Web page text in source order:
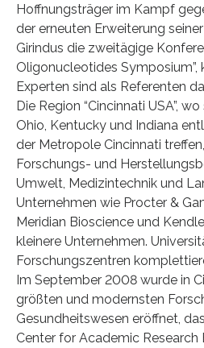
Hoffnungsträger im Kampf
der erneuten Erweiterung
Girindus die zweitägige
Oligonucleotides Symposium”,
Experten sind als Referenten
Die Region “Cincinnati USA”,
Ohio, Kentucky und Indiana
der Metropole Cincinnati
Forschungs- und
Umwelt, Medizintechnik und
Unternehmen wie Procter &
Meridian Bioscience und
kleinere Unternehmen.
Forschungszentren
Im September 2008 wurde in
größten und modernsten
Gesundheitswesen eröffnet,
Center for Academic Research